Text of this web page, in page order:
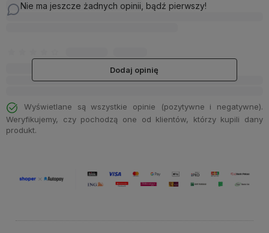
Nie ma jeszcze żadnych opinii, bądź pierwszy!
Dodaj opinię
Wyświetlane są wszystkie opinie (pozytywne i negatywne).
Weryfikujemy, czy pochodzą one od klientów, którzy kupili dany
produkt.